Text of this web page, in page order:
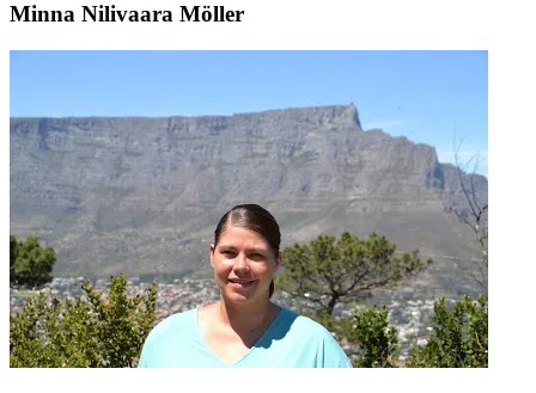
Minna Nilivaara Möller